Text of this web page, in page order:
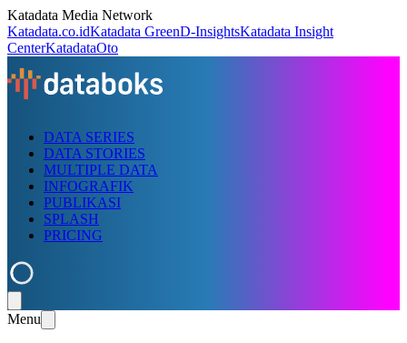
Katadata Media Network
Katadata.co.idKatadata GreenD-InsightsKatadata Insight
CenterKatadataOto
DATA SERIES
DATA STORIES
MULTIPLE DATA
INFOGRAFIK
PUBLIKASI
SPLASH
PRICING
Menu